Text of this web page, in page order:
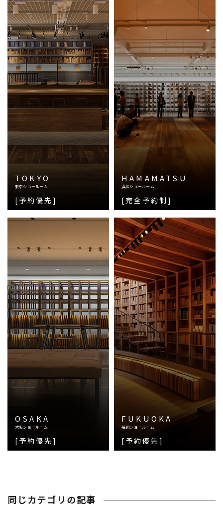
TOKYO
東京ショールーム
[予約優先]
HAMAMATSU
浜松ショールーム
[完全予約制]
OSAKA
大阪ショールーム
[予約優先]
FUKUOKA
福岡ショールーム
[予約優先]
同じカテゴリの記事